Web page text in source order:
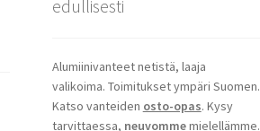
edullisesti
Alumiinivanteet netistä, laaja
valikoima. Toimitukset ympäri Suomen.
Katso vanteiden osto-opas. Kysy
tarvittaessa, neuvommemielellämme.